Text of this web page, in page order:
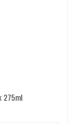
275ml